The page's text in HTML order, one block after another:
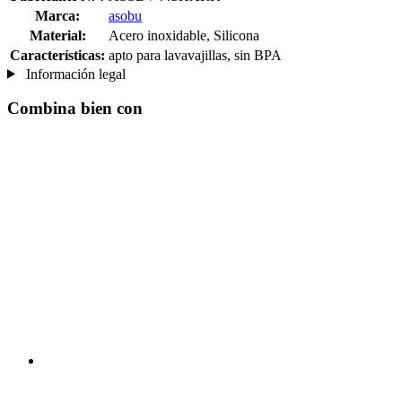
Marca:
asobu
Material:
Acero inoxidable, Silicona
Características: apto para lavavajillas, sin BPA
Información legal
Combina bien con